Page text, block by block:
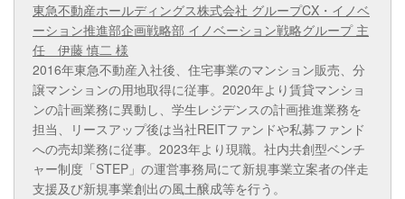
東急不動産ホールディングス株式会社 グループCX・イノベ
ーション推進部企画戦略部 イノベーション戦略グループ 主
任 伊藤 慎二 様
2016年東急不動産入社後、住宅事業のマンション販売、分
譲マンションの用地取得に従事。2020年より賃貸マンショ
ンの計画業務に異動し、学生レジデンスの計画推進業務を
担当、リースアップ後は当社REITファンドや私募ファンド
への売却業務に従事。2023年より現職。社内共創型ベンチ
ャー制度「STEP」の運営事務局にて新規事業立案者の伴走
支援及び新規事業創出の風土醸成等を行う。